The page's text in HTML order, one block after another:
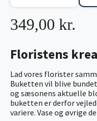
Floristens
Lad vores florister
Buketten vil blive
og sæsonens aktuelle
buketten er derfor
variere. Vase og øvrige
349,00 kr.